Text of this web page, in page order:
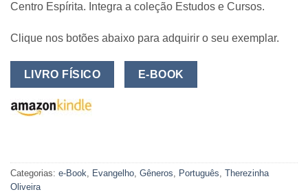
Centro Espírita. Integra a coleção Estudos e Cursos.
Clique nos botões abaixo para adquirir o seu exemplar.
LIVRO FÍSICO E-BOOK
Categorias: e-Book Evangelho Gêneros Português Therezinha
Oliveira